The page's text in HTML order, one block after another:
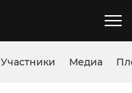
Участники Медиа